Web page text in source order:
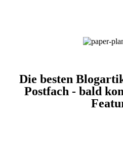
Die besten
Postfach - bald